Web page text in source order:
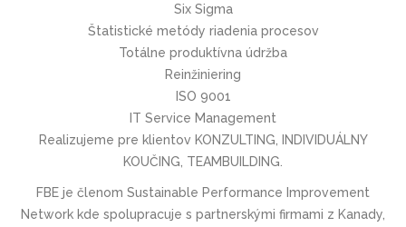
Six Sigma
Štatistické metódy riadenia procesov
Totálne produktívna údržba
Reinžiniering
ISO 9001
IT Service Management
Realizujeme pre klientov KONZULTING, INDIVIDUÁLNY
KOUČING, TEAMBUILDING.
FBE je členom Sustainable Performance Improvement
Network kde spolupracuje s partnerskými firmami z Kanady,